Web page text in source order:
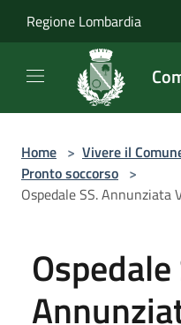
Regione Lombardia
Home > Vivere il
Pronto soccorso >
Ospedale SS. Annunziata
Ospedale